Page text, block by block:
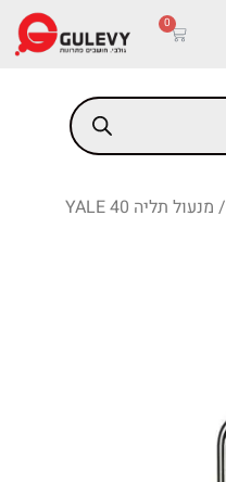
0
/ מנעול תליה YALE 40